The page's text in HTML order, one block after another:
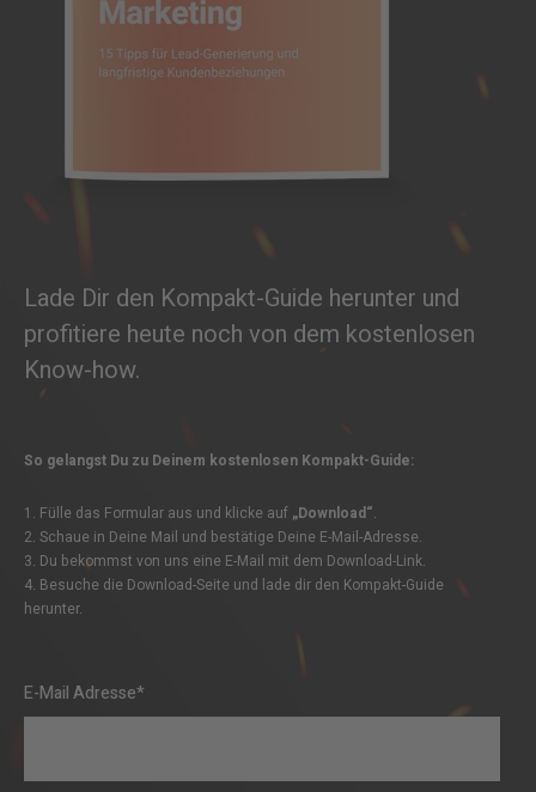
Lade Dir den Kompakt-Guide herunter und
profitiere heute noch von dem kostenlosen
Know-how.
So gelangst Du zu Deinem kostenlosen Kompakt-Guide:
1. Fülle das Formular aus und klicke auf „Download“.
2. Schaue in Deine Mail und bestätige Deine E-Mail-Adresse.
3. Du bekommst von uns eine E-Mail mit dem Download-Link.
4. Besuche die Download-Seite und lade dir den Kompakt-Guide
herunter.
E-Mail Adresse*